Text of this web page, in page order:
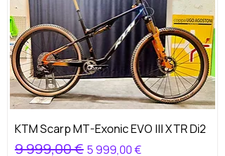
KTM Scarp MT-Exonic EVO ||| XTR Di2
Обычная цена
9 999,00 € Цена со скидкой
5 999,00 €